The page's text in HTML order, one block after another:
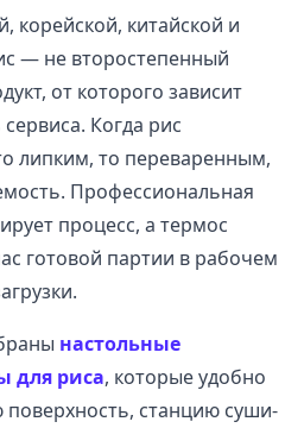
корейской, китайской и
— не второстепенный
от которого зависит
Когда рис
липким, то переваренным,
Профессиональная
процесс, а термос
готовой партии в рабочем
настольные
для риса, которые удобно
станцию суши-